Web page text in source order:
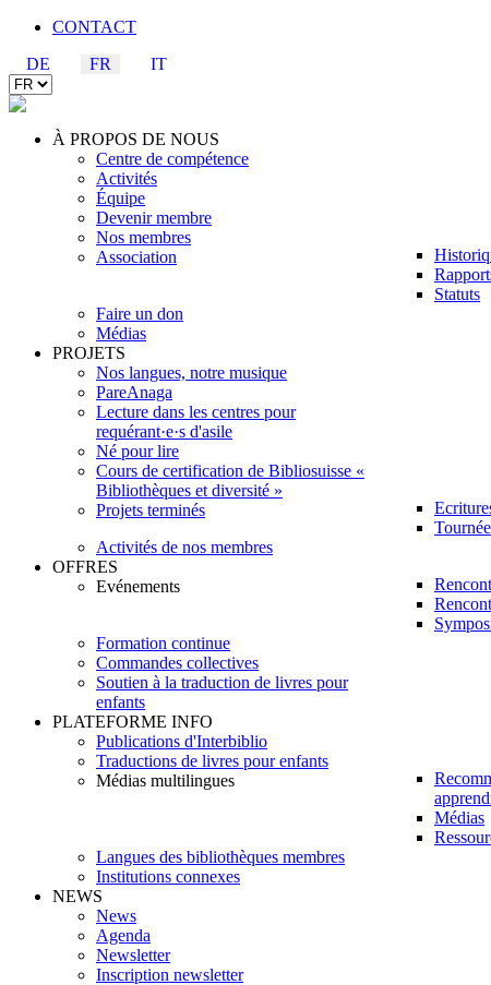
CONTACT
DE
FR IT
À PROPOS DE NOUS
Centre de compétence
Activités
Équipe
Devenir membre
Nos membres
Association
Statuts
Faire un don
Médias
PROJETS
Nos langues, notre musique
PareAnaga
Lecture dans les centres pour
requérant·e·s d'asile
Né pour lire
Cours de certification de Bibliosuisse «
Bibliothèques et diversité »
Projets terminés
Activités de nos membres
OFFRES
Evénements
Formation continue
Commandes collectives
Soutien à la traduction de livres pour
enfants
PLATEFORME INFO
Publications d'Interbiblio
Traductions de livres pour enfants
Médias multilingues
Médias
Langues des bibliothèques membres
Institutions connexes
NEWS
News
Agenda
Newsletter
Inscription newsletter